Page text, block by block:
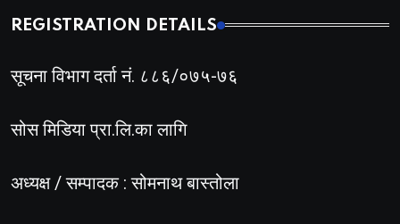
REGISTRATION DETAILS
सूचना विभाग दर्ता नं. ८८६/०७५-७६
सोस मिडिया प्रा.लि.का लागि
अध्यक्ष / सम्पादक : सोमनाथ बास्तोला